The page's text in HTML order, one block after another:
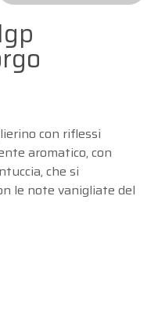
con riflessi
aromatico, con
che si
le note vanigliate del